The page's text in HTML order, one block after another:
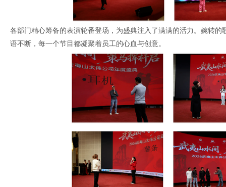
各部门精心筹备的表演轮番登场，为盛典注入了满满的活力。婉转
语不断，每一个节目都凝聚着员工的心血与创意。